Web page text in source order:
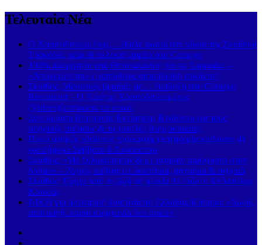
Τελευταία Νέα
Ο Χαριτοδιπλωμένος… έβαλε φωτιά στη νύχτα της Σκιάθου!
Τραγούδι, κέφι & εκλεκτή παρέα στο Carnayo
100% πληρότητα από Θεσσαλονίκη για τις Σποράδες –
«Απογειώνεται» η απευθείας ακτοπλοϊκή σύνδεση!
Σκιάθος: Μουσικές βραδιές με… έκπληξη στο Carnayo
Restaurant – Ο Κώστας Χαριτοδιπλωμένος
(Videos)ξεσήκωσε το κοινό!
Συνεδρίαση Επιτροπής Εκτίμησης Κινδύνου για τους
ισχυρούς ανέμους & τις υψηλές θερμοκρασίες
Πολύ υψηλός κίνδυνος πυρκαγιάς (κατηγορία κινδύνου 4)
για σήμερα Σάββατο 8 Αυγούστου
Σκιάθος: «Με ξυλοκόπησαν & με άφησαν αιμόφυρτο στον
δρόμο» – Άγριος καβγάς με λοστάρια, μαχαίρια & σφυριά
Σκιάθος: Έφυγε από τη ζωή σε ηλικία 93 ετών ο Απόστολος
Κουκιάς
ΝΙΚΗ για ηλεκτρική διασύνδεση Ελλάδας-Κύπρου: «Χωρίς
αποτροπή, καμία συμφωνία δεν αρκεί»